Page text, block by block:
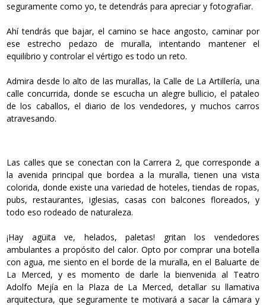
seguramente como yo, te detendrás para apreciar y fotografiar.
Ahí tendrás que bajar, el camino se hace angosto, caminar por
ese estrecho pedazo de muralla, intentando mantener el
equilibrio y controlar el vértigo es todo un reto.
Admira desde lo alto de las murallas, la Calle de La Artillería, una
calle concurrida, donde se escucha un alegre bullicio, el pataleo
de los caballos, el diario de los vendedores, y muchos carros
atravesando.
Las calles que se conectan con la Carrera 2, que corresponde a
la avenida principal que bordea a la muralla, tienen una vista
colorida, donde existe una variedad de hoteles, tiendas de ropas,
pubs, restaurantes, iglesias, casas con balcones floreados, y
todo eso rodeado de naturaleza.
¡Hay agüita ve, helados, paletas! gritan los vendedores
ambulantes a propósito del calor. Opto por comprar una botella
con agua, me siento en el borde de la muralla, en el Baluarte de
La Merced, y es momento de darle la bienvenida al Teatro
Adolfo Mejía en la Plaza de La Merced, detallar su llamativa
arquitectura, que seguramente te motivará a sacar la cámara y